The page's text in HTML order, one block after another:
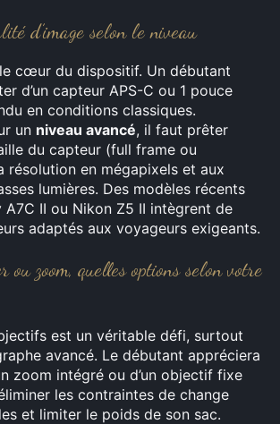
d’image selon le niveau
cœur du dispositif. Un débutant
d’un capteur APS-C ou 1 pouce
en conditions classiques.
un niveau avancé, il faut prêter
du capteur (full frame ou
résolution en mégapixels et aux
lumières. Des modèles récents
A7C II ou Nikon Z5 II intègrent de
adaptés aux voyageurs exigeants.
ou zoom, quelles options selon votre
est un véritable défi, surtout
avancé. Le débutant appréciera
zoom intégré ou d’un objectif fixe
les contraintes de change
et limiter le poids de son sac.